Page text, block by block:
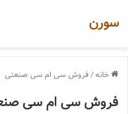
سورن
خانه/ فروش سی ام سی صنعتی
فروش سی ام سی